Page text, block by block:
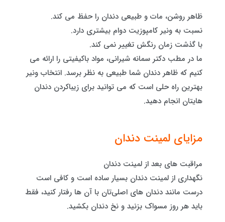
ظاهر روشن، مات و طبیعی دندان را حفظ می کند.
نسبت به ونیر کامپوزیت دوام بیشتری دارد.
با گذشت زمان رنگش تغییر نمی کند.
ما در مطب دکتر سمانه شیرانی، مواد باکیفیتی را ارائه می
کنیم که ظاهر دندان شما طبیعی به نظر برسد. انتخاب ونیر
بهترین راه‌ حلی است که می توانید برای زیباکردن دندان
هایتان انجام دهید.
مزایای لمینت دندان
مراقبت های بعد از لمینت دندان
نگهداری از لمینت دندان بسیار ساده است و کافی است
درست مانند دندان های اصلی‌تان با آن ها رفتار کنید، فقط
باید هر روز مسواک بزنید و نخ دندان بکشید.